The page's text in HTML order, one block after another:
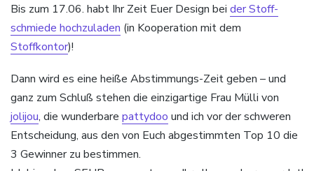
Bis zum 17.06. habt Ihr Zeit Euer Design bei der Stoff-
schmiede hochzuladen (in Kooperation mit dem
Stoffkontor)!
Dann wird es eine heiße Abstimmungs-Zeit geben – und
ganz zum Schluß stehen die einzigartige Frau Mülli von
jolijou, die wunderbare pattydoo und ich vor der schweren
Entscheidung, aus den von Euch abgestimmten Top 10 die
3 Gewinner zu bestimmen.